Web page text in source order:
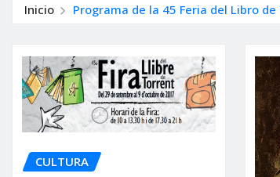
Inicio Programa de la 45 Feria del Libro
CULTURA